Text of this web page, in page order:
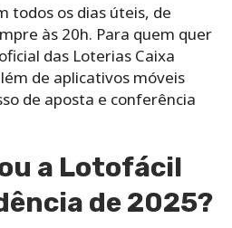
todos os dias úteis, de
às 20h. Para quem quer
das Loterias Caixa
de aplicativos móveis
de aposta e conferência
a Lotofácil
de 2025?